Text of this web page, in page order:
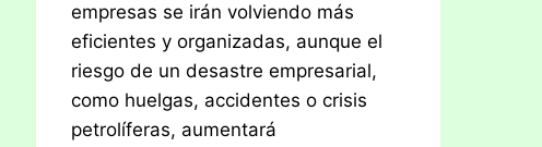
empresas se irán volviendo más
eficientes y organizadas, aunque el
riesgo de un desastre empresarial,
como huelgas, accidentes o crisis
petrolíferas, aumentará